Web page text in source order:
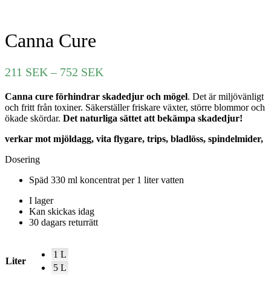
Canna Cure
211 SEK – 752 SEK
till
752 SEK
Canna cure förhindrar skadedjur och mögel. Det är miljövänligt
och fritt från toxiner. Säkerställer friskare växter, större blommor och
ökade skördar. Det naturliga sättet att bekämpa skadedjur!
verkar mot mjöldagg, vita flygare, trips, bladlöss, spindelmider,
Dosering
Späd 330 ml koncentrat per 1 liter vatten
I lager
Kan skickas idag
30 dagars returrätt
Liter
1 L
5 L